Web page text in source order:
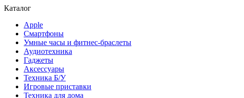
Каталог
Apple
Смартфоны
Умные часы и фитнес-браслеты
Аудиотехника
Гаджеты
Аксессуары
Техника Б/У
Игровые приставки
Техника для дома